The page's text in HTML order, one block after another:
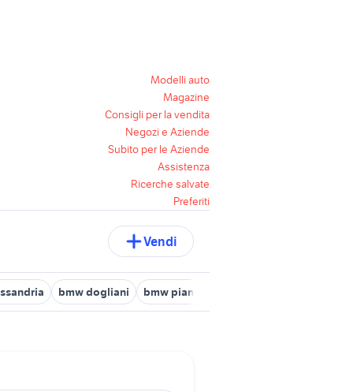
Modelli auto
Magazine
Consigli per la vendita
Negozi e Aziende
Subito per le Aziende
Assistenza
Ricerche salvate
Preferiti
Vendi
bmw dogliani bmw pianezza